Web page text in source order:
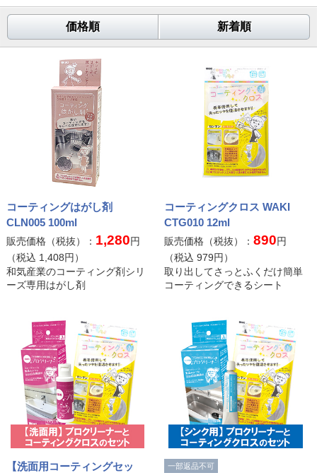
価格順 新着順
コーティングはがし剤
CLN005 100ml
販売価格（税抜）： 1,280円
（税込 1,408円）
和気産業のコーティング剤シリ
ーズ専用はがし剤
コーティングクロス WAKI
CTG010 12ml
販売価格（税抜）：890円
（税込979円）
取り出してさっとふくだけ簡単
コーティングできるシート
【洗面用コーティングセッ
一部返品不可